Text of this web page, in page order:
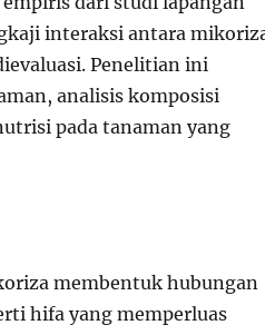
interaksi antara
Penelitian ini
analisis komposisi
pada tanaman yang
membentuk hubungan
hifa yang memperluas